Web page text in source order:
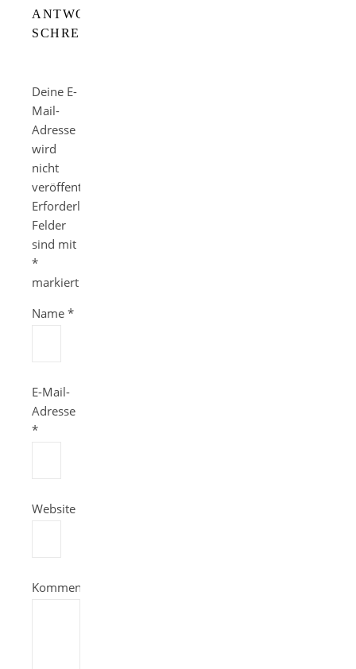
ANTWORT
SCHREIBEN
Deine E-
Mail-
Adresse
wird
nicht
veröffentlicht.
Erforderliche
Felder
sind mit
*
markiert
Name *
E-Mail-
Adresse
*
Website
Kommentieren